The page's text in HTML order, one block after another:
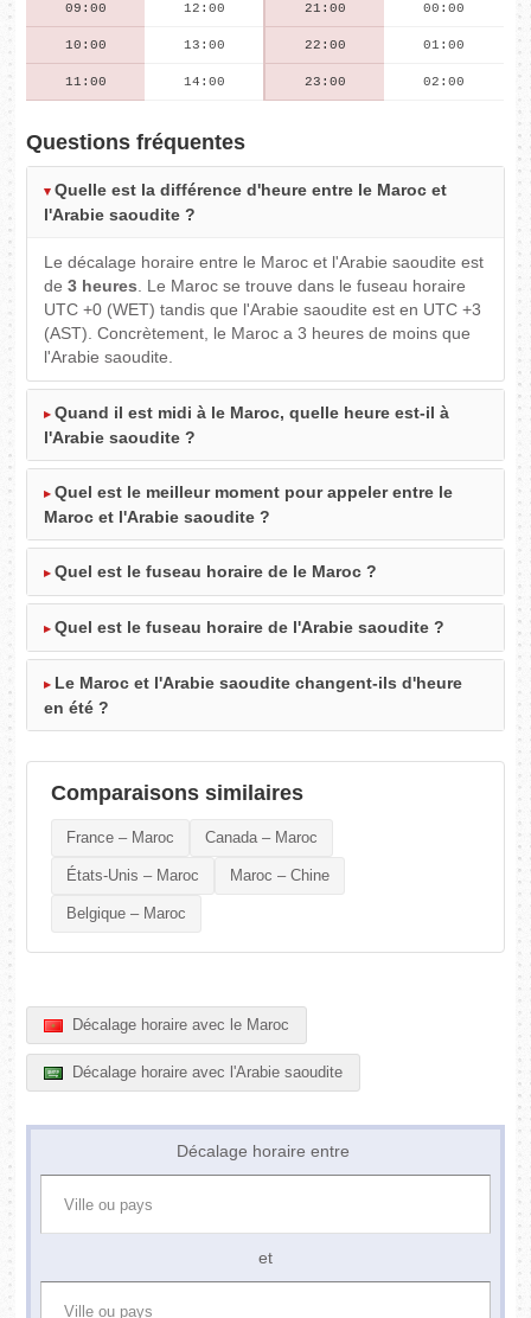
09:00 12:00 21:00 00:00
10:00 13:00 22:00 01:00
11:00 14:00 23:00 02:00
Questions fréquentes
Quelle est la différence d'heure entre le Maroc et
l'Arabie saoudite ?
Le décalage horaire entre le Maroc et l'Arabie saoudite est
de3 heures. Le Maroc se trouve dans le fuseau horaire
UTC +0 (WET) tandis que l'Arabie saoudite est en UTC +3
(AST). Concrètement, le Maroc a 3 heures de moins que
l'Arabie saoudite.
Quand il est midi à le Maroc, quelle heure est-il à
l'Arabie saoudite ?
Quel est le meilleur moment pour appeler entre le
Maroc et l'Arabie saoudite ?
Quel est le fuseau horaire de le Maroc ?
Quel est le fuseau horaire de l'Arabie saoudite ?
Le Maroc et l'Arabie saoudite changent-ils d'heure
en été ?
Comparaisons similaires
France – Maroc Canada – Maroc
États-Unis – Maroc Maroc – Chine
Belgique – Maroc
Décalage horaire avec le Maroc
Décalage horaire avec l'Arabie saoudite
Décalage horaire entre
et